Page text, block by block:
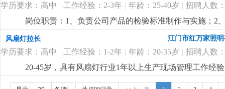
守则外，心须遵守公司制定的工作守则，有违反守则的
优先考虑2.有较好的沟通表达能力及服务意识，具有两
责任心，办事严谨4.熟练电脑操作及office办公软件，具
以及语言表达能力
学历要求：高中 | 工作经验：2-3年 | 年龄：25-40岁 | 招聘人数
岗位职责：1、负责公司产品的检验标准制作与实施；2
与处理，必要时定期与供应商沟通，协助供应商建立完
管理工作经验。任职要求：1、高中以上学历，熟悉电
质主管管理工作经验;3、熟悉iso9001质量管理体系。实
题:4、熟练使用电脑办公软件。 更详细...
风扇灯拉长 江门市红万家照
学历要求：高中 | 工作经验：1-2年 | 年龄：20-35岁 | 招聘人数
20-45岁，具有风扇灯行业1年以上生产现场管理工作经